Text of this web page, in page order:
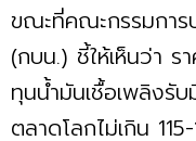
ขณะที่คณะกรรมการ
(กบน.) ชี้ให้เห็นว่า
ทุนนํ้ามันเชื้อเพลิงรั
ตลาดโลกไม่เกิน